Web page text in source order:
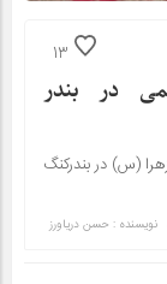
13
در بندر
(س) در بندرکنگ
نویسنده : حسن دریاورز